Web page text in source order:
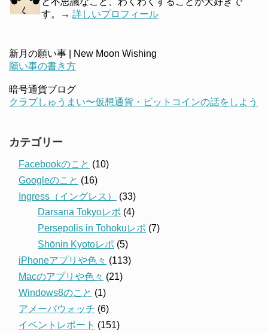
す。→ 詳しいプロフィール
新月の願い事 | New Moon Wishing
願い事の書き方
暗号通貨ブログ
クラブしゅうまい〜仮想通貨・ビットコインの話をしよう
カテゴリー
Facebookのこと (10)
Googleのこと (16)
Ingress（イングレス）
(33)
Darsana Tokyoレポ (4)
Persepolis in Tohokuレポ (7)
Shōnin Kyotoレポ (5)
iPhoneアプリや色々 (113)
Macのアプリや色々 (21)
Windows8のこと (1)
アメーバウォッチ (6)
イベントレポート (151)